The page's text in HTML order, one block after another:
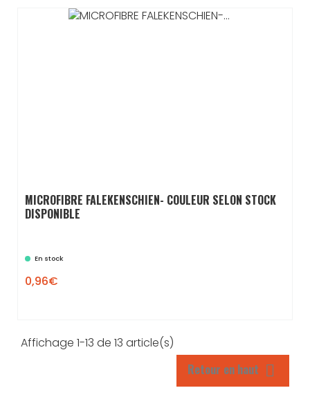
MICROFIBRE FALEKENSCHIEN- COULEUR SELON STOCK
DISPONIBLE
En stock
0,96€
Affichage 1-13 de 13 article(s)
Retour en haut 